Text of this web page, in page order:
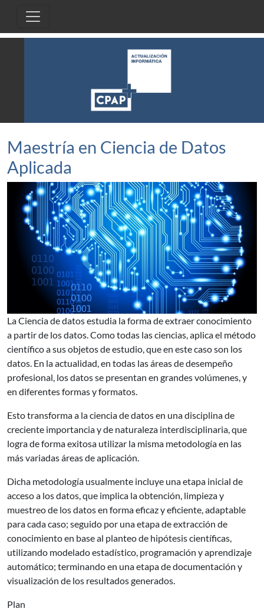
Maestría en Ciencia de Datos
Aplicada
La Ciencia de datos estudia la forma de extraer conocimiento
a partir de los datos. Como todas las ciencias, aplica el método
científico a sus objetos de estudio, que en este caso son los
datos. En la actualidad, en todas las áreas de desempeño
profesional, los datos se presentan en grandes volúmenes, y
en diferentes formas y formatos.
Esto transforma a la ciencia de datos en una disciplina de
creciente importancia y de naturaleza interdisciplinaria, que
logra de forma exitosa utilizar la misma metodología en las
más variadas áreas de aplicación.
Dicha metodología usualmente incluye una etapa inicial de
acceso a los datos, que implica la obtención, limpieza y
muestreo de los datos en forma eficaz y eficiente, adaptable
para cada caso; seguido por una etapa de extracción de
conocimiento en base al planteo de hipótesis científicas,
utilizando modelado estadístico, programación y aprendizaje
automático; terminando en una etapa de documentación y
visualización de los resultados generados.
Plan